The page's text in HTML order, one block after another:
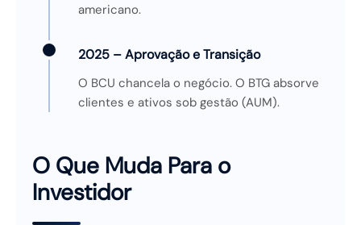
americano.
2025 – Aprovação e Transição
O BCU chancela o negócio. O BTG absorve
clientes e ativos sob gestão (AUM).
O Que Muda Para o
Investidor